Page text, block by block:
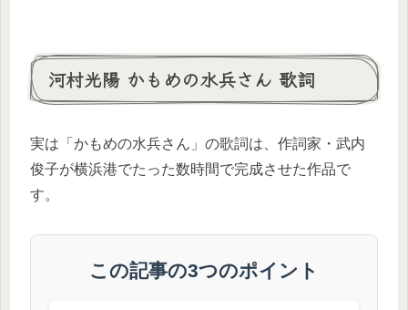
河村光陽 かもめの水兵さん 歌詞
実は「かもめの水兵さん」の歌詞は、作詞家・武内
俊子が横浜港でたった数時間で完成させた作品で
す。
この記事の3つのポイント